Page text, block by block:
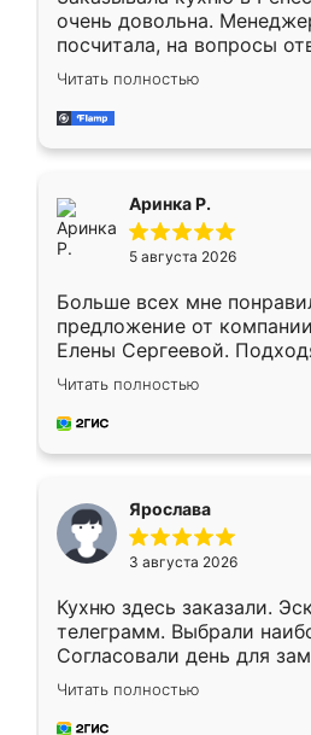
очень довольна.
посчитала, на вопросы
Замерщик приехал в
делу со всей
за день, ребята работали
Читать полностью
Аринка Р.
5 августа 2026
Больше всех мне
предложение от
Елены Сергеевой.
короткие сроки
для замера сотрудник
предложил по моему
Читать полностью
Ярослава
3 августа 2026
Кухню здесь заказали.
телеграмм. Выбрали
Согласовали день для
недели кухня была уже
довольны работой.
мебель за качественную
Читать полностью